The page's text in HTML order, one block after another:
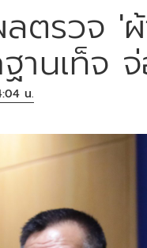
ตรวจ '
านเท็จ
น.